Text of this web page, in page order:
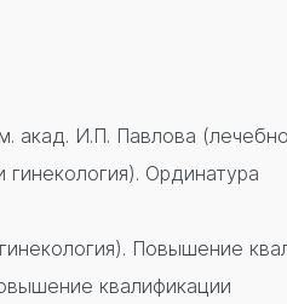
акад. И.П. Павлова
Ординатура
Повышение
квалификации